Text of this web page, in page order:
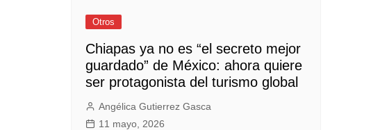
Negocios
Otros
Chiapas ya no es “el secreto mejor
guardado” de México: ahora quiere
ser protagonista del turismo global
Angélica Gutierrez Gasca
11 mayo, 2026